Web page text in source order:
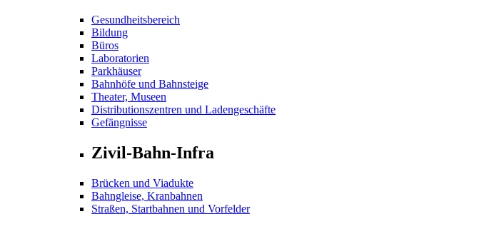
Gesundheitsbereich
Bildung
Büros
Laboratorien
Parkhäuser
Bahnhöfe und Bahnsteige
Theater, Museen
Distributionszentren und Ladengeschäfte
Gefängnisse
Zivil-Bahn-Infra
Brücken und Viadukte
Bahngleise, Kranbahnen
Straßen, Startbahnen und Vorfelder